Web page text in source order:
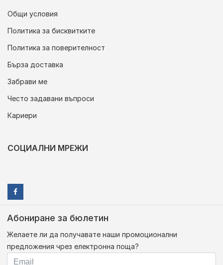
Общи условия
Политика за бисквитките
Политика за поверителност
Бърза доставка
Забрави ме
Често задавани въпроси
Кариери
СОЦИАЛНИ МРЕЖИ
Абониране за бюлетин
Желаете ли да получавате наши промоционални
предложения чрез електронна поща?